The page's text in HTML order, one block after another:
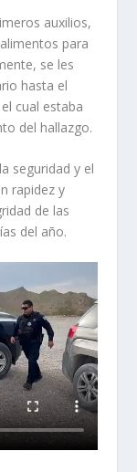
auxilios,
para
se les
hasta el
cual estaba
del hallazgo.
seguridad y el
rapidez y
de las
del año.